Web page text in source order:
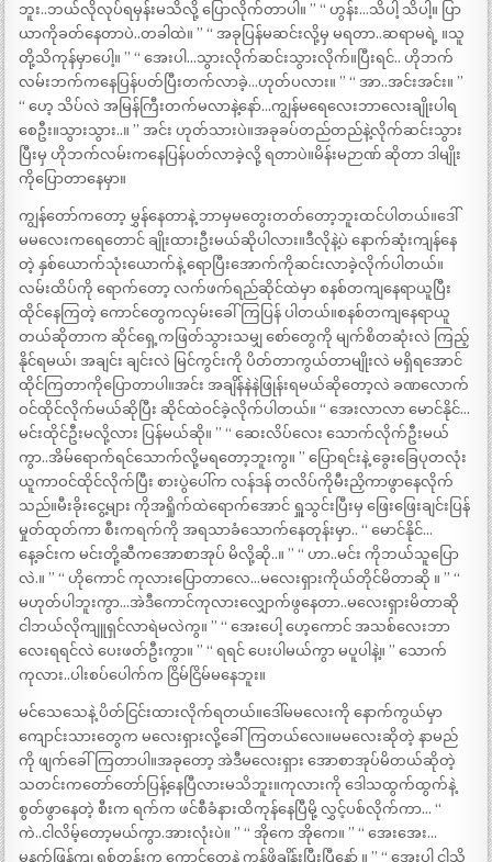
ဘူး..ဘယ်လိုလုပ်ရမှန်းမသိလို့ ပြောလိုက်တာပါ။ ” “ ဟွန်း…သိပါ့ သိပါ့။ ပြာ
ယာကိုခတ်နေတာပဲ..တခါထဲ။ ” “ အခုပြန်မဆင်းလို့မှ မရတာ..ဆရာမရဲ့ ။သူ
တို့သိကုန်မှာပေါ့။ ” “ အေးပါ…သွားလိုက်ဆင်းသွားလိုက်။ပြီးရင်.. ဟိုဘက်
လမ်းဘက်ကနေပြန်ပတ်ပြီးတက်လာခဲ့…ဟုတ်ပလား။ ” “ အာ..အင်းအင်း။ ”
“ ဟေ့ သိပ်လဲ အမြန်ကြီးတက်မလာနဲ့နော်…ကျွန်မရေလေးဘာလေးချိုးပါရ
စေဦး။သွားသွား..။ ” အင်း ဟုတ်သားပဲ။အခုခပ်တည်တည်နဲ့လိုက်ဆင်းသွား
ပြီးမှ ဟိုဘက်လမ်းကနေပြန်ပတ်လာခဲ့လို့ ရတာပဲ။မိန်းမဉာဏ် ဆိုတာ ဒါမျိုး
ကိုပြောတာနေမှာ။
ကျွန်တော်ကတော့ မွှန်နေတာနဲ့ ဘာမှမတွေးတတ်တော့ဘူးထင်ပါတယ်။ဒေါ်
မမလေးကရေတောင် ချိုးထားဦးမယ်ဆိုပါလား။ဒီလိုနဲ့ပဲ နောက်ဆုံးကျန်နေ
တဲ့ နှစ်ယောက်သုံးယောက်နဲ့ ရောပြီးအောက်ကိုဆင်းလာခဲ့လိုက်ပါတယ်။
လမ်းထိပ်ကို ရောက်တော့ လက်ဖက်ရည်ဆိုင်ထဲမှာ စနစ်တကျနေရာယူပြီး
ထိုင်နေကြတဲ့ ကောင်တွေကလှမ်းခေါ်ကြပြန် ပါတယ်။စနစ်တကျနေရာယူ
တယ်ဆိုတာက ဆိုင်ရှေ့ကဖြတ်သွားသမျှ စော်တွေကို မျက်စိတဆုံးလဲ ကြည့်
နိုင်ရမယ်၊ အချင်း ချင်းလဲ မြင်ကွင်းကို ပိတ်တာကွယ်တာမျိုးလဲ မရှိရအောင်
ထိုင်ကြတာကိုပြောတာပါ။အင်း အချိန်နဲနဲဖြုန်းရမယ်ဆိုတော့လဲ ခဏလောက်
ဝင်ထိုင်လိုက်မယ်ဆိုပြီး ဆိုင်ထဲဝင်ခဲ့လိုက်ပါတယ်။ “ အေးလာလာ မောင်နိုင်…
မင်းထိုင်ဦးမလို့လား ပြန်မယ်ဆို။ ” “ ဆေးလိပ်လေး သောက်လိုက်ဦးမယ်
ကွာ..အိမ်ရောက်ရင်သောက်လို့မရတော့ဘူးကွ။ ” ပြောရင်းနဲ့ ခွေးခြေပုတလုံး
ယူကာဝင်ထိုင်လိုက်ပြီး စားပွဲပေါ်က လန်ဒန် တလိပ်ကိုမီးညှိကာဖွာနေလိုက်
သည်။မီးခိုးငွေ့များ ကိုအရှိုက်ထဲရောက်အောင် ရှူသွင်းပြီးမှ ဖြေးဖြေးချင်းပြန်
မှုတ်ထုတ်ကာ စီးကရက်ကို အရသာခံသောက်နေတုန်းမှာ.. “ မောင်နိုင်…
နေ့ခင်းက မင်းတို့ဆီကအောစာအုပ် မိလို့ဆို..။ ” “ ဟာ..မင်း ကိုဘယ်သူပြော
လဲ.။ ” “ ဟိုကောင် ကုလားပြောတာလေ…မလေးရှားကိုယ်တိုင်မိတာဆို ။ ” “
မဟုတ်ပါဘူးကွာ…အဲဒီကောင်ကုလားလျှောက်ဖွနေတာ..မလေးရှားမိတာဆို
ငါဘယ်လိုကျူရှင်လာရဲမလဲကွ။ ” “ အေးပေါ့ ဟေ့ကောင် အသစ်လေးဘာ
လေးရရင်လဲ ပေးဖတ်ဦးကွာ။ ” “ ရရင် ပေးပါမယ်ကွာ မပူပါနဲ့။ ” သောက်
ကုလား..ပါးစပ်ပေါက်က ငြိမ်ငြိမ်မနေဘူး။
မင်သေသေနဲ့ ပိတ်ငြင်းထားလိုက်ရတယ်။ဒေါ်မမလေးကို နောက်ကွယ်မှာ
ကျောင်းသားတွေက မလေးရှားလို့ခေါ်ကြတယ်လေ။မမလေးဆိုတဲ့ နာမည်
ကို ဖျက်ခေါ်ကြတာပါ။အခုတော့ အဲဒီမလေးရှား အောစာအုပ်မိတယ်ဆိုတဲ့
သတင်းကတော်တော်ပြန့်နေပြီလားမသိဘူး။ကုလားကို ဒေါသထွက်ထွက်နဲ့
စွတ်ဖွာနေတဲ့ စီးက ရက်က ဖင်စီခံနားထိကုန်နေပြီမို့ လွှင့်ပစ်လိုက်ကာ… “
ကဲ..ငါလိမ့်တော့မယ်ကွာ.အားလုံးပဲ။ ” “ အိုကေ အိုကေ။ ” “ အေးအေး…
မနက်ဖြန်ကျ ရှစ်တန်းက ကောင်တွေနဲ့ ကန်ဖို့ချိန်းပြီးပြီနော် ။ ” “ အေးပါ ငါသိ